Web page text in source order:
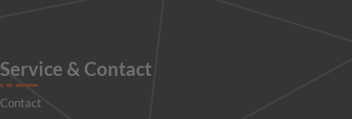
Service & Contact
Contact